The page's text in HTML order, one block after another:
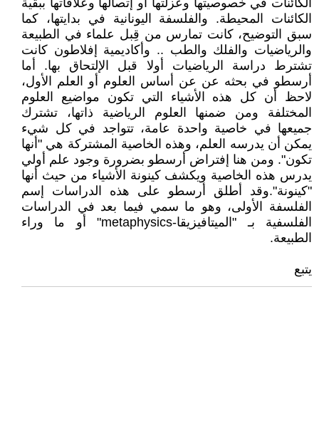
الكائنات في خصوصيتها وعزلتها أو إتصالها وعلاقاتها ببقية
الكائنات المحيطة. والفلسفة اليونانية في بدايتها، كما
سبق التوضيح، كانت تمارس من قِبل علماء في الطبيعة
والرياضيات والفلك والطب .. وأكاديمية إفلاطون كانت
تشترط دراسة الرياضيات أولا قبل الإلتحاق بها. أما
أرسطو في بحثه عن عن أساس العلوم أو العلم الأول،
لاحظ أن كل هذه الأشياء التي تكون مواضيع العلوم
المختلفة ومن ضمنها العلوم الرياضية ذاتها، تشترك
جميعها في خاصية واحدة عامة، تتواجد في كل شيء
يمكن أن يدرسه العلم، وهذه الخاصية المشتركة هي "أنها
تكون". ومن هنا إفتراض أرسطو بضرورة وجود علم أولي
يدرس هذه الخاصية ويكشف كينونة الأشياء من حيث أنها
"كينونة".وقد أطلق أرسطو على هذه الدراسات إسم
الفلسفة الأولى، وهو ما سمي فيما بعد في الدراسات
الفلسفية بـ "الميتافيزيقا-metaphysics" أو ما وراء
الطبيعة.
يتبع